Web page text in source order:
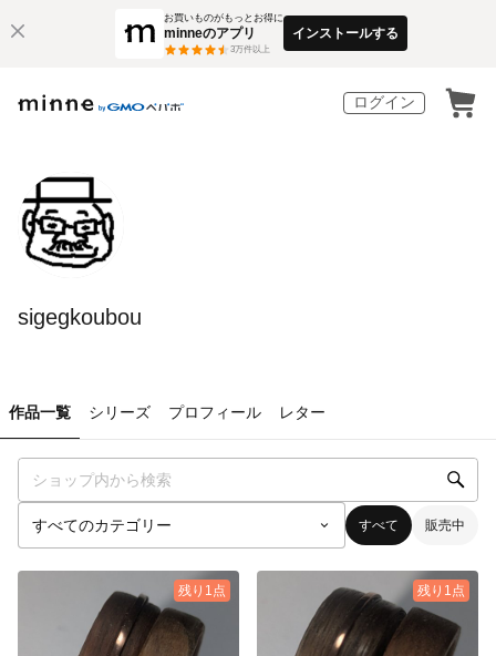
お買いものがもっとお得に
minneのアプリ
3万件以上
インストールする
ログイン
sigegkoubou
作品一覧 シリーズ プロフィール レター
すべて 販売中
残り1点 残り1点